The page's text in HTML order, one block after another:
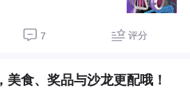
7 评分
美食、奖品与沙龙更配哦！